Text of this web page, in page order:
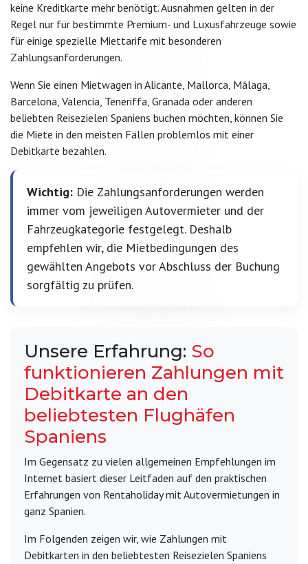
keine Kreditkarte mehr benötigt. Ausnahmen gelten in der
Regel nur für bestimmte Premium- und Luxusfahrzeuge sowie
für einige spezielle Miettarife mit besonderen
Zahlungsanforderungen.
Wenn Sie einen Mietwagen in Alicante, Mallorca, Málaga,
Barcelona, Valencia, Teneriffa, Granada oder anderen
beliebten Reisezielen Spaniens buchen möchten, können Sie
die Miete in den meisten Fällen problemlos mit einer
Debitkarte bezahlen.
Wichtig: Die Zahlungsanforderungen werden
immer vom jeweiligen Autovermieter und der
Fahrzeugkategorie festgelegt. Deshalb
empfehlen wir, die Mietbedingungen des
gewählten Angebots vor Abschluss der Buchung
sorgfältig zu prüfen.
Unsere Erfahrung: So
funktionieren Zahlungen mit
Debitkarte an den
beliebtesten Flughäfen
Spaniens
Im Gegensatz zu vielen allgemeinen Empfehlungen im
Internet basiert dieser Leitfaden auf den praktischen
Erfahrungen von Rentaholiday mit Autovermietungen in
ganz Spanien.
Im Folgenden zeigen wir, wie Zahlungen mit
Debitkarten in den beliebtesten Reisezielen Spaniens